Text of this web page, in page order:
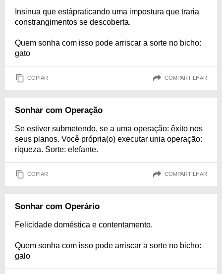
Insinua que estápraticando uma impostura que traria
constrangimentos se descoberta.
Quem sonha com isso pode arriscar a sorte no bicho:
gato
COPIAR COMPARTILHAR
Sonhar com Operação
Se estiver submetendo, se a uma operação: êxito nos
seus planos. Você própria(o) executar unia operação:
riqueza. Sorte: elefante.
COPIAR COMPARTILHAR
Sonhar com Operário
Felicidade doméstica e contentamento.
Quem sonha com isso pode arriscar a sorte no bicho:
galo